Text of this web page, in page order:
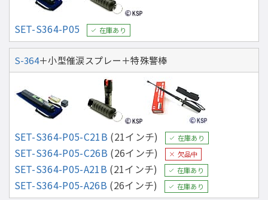
SET-S364-P05 在庫あり
S-364＋小型催涙スプレー＋特殊警棒
SET-S364-P05-C21B (21インチ) 在庫あり
SET-S364-P05-C26B (26インチ) 欠品中
SET-S364-P05-A21B (21インチ) 在庫あり
SET-S364-P05-A26B (26インチ) 在庫あり